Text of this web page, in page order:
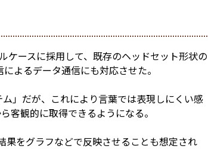
ケースに採用して、既存のヘッドセット形状の
よるデータ通信にも対応させた。
」だが、これにより言葉では表現しにくい感
客観的に取得できるようになる。
果をグラフなどで反映させることも想定され